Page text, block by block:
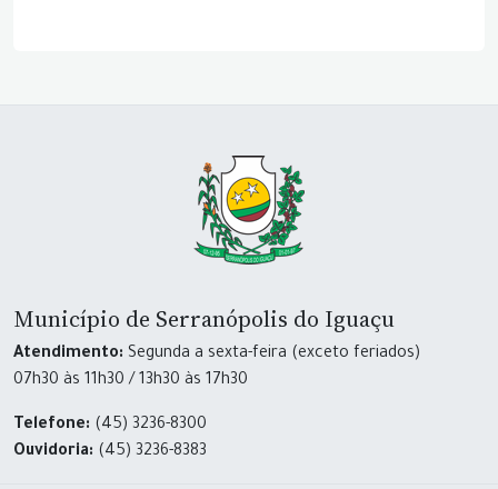
Município de Serranópolis do Iguaçu
Atendimento: Segunda a sexta-feira (exceto feriados)
07h30 às 11h30 / 13h30 às 17h30
Telefone: (45) 3236-8300
Ouvidoria: (45) 3236-8383